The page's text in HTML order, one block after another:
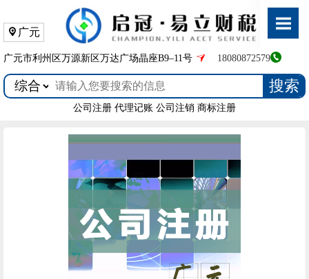
广元
广元市利州区万源新区万达广场晶座B9–11号 18080872579
搜索
公司注册 代理记账 公司注销 商标注册